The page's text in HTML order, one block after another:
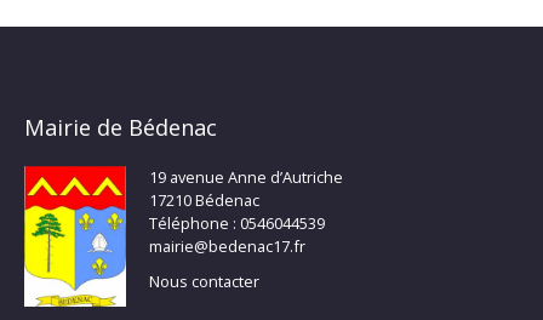
Mairie de Bédenac
19 avenue Anne d’Autriche
17210 Bédenac
Téléphone : 0546044539
mairie@bedenac17.fr
Nous contacter